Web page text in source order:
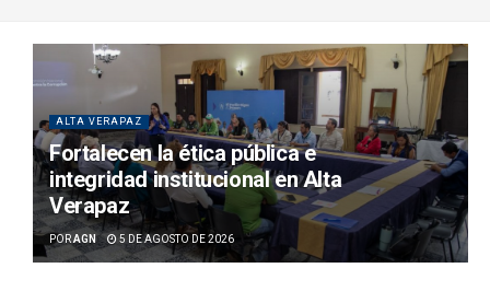
ALTA VERAPAZ
Fortalecen la ética pública e
integridad institucional en Alta
Verapaz
PORAGN 5 DE AGOSTO DE 2026